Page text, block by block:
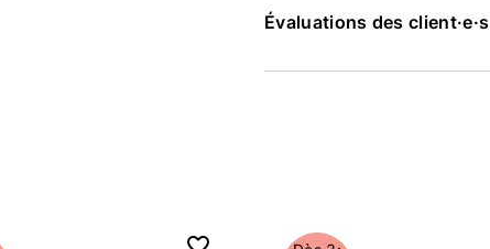
Évaluations des client·e·s